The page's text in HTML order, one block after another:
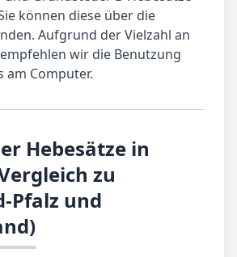
können diese über die
Aufgrund der Vielzahl an
wir die Benutzung
am Computer.
Hebesätze in
zu
Pfalz und